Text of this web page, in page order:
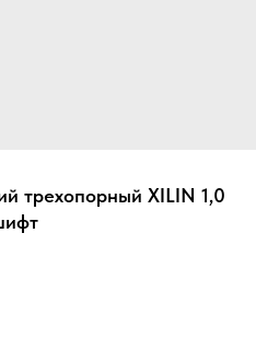
трехопорный XILIN 1,0